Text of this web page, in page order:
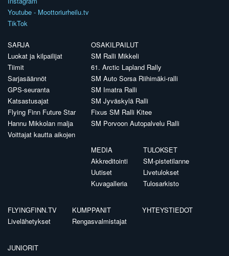
Youtube - Moottoriurheilu.tv
TikTok
SARJA
Luokat ja kilpailijat
Tiimit
Sarjasäännöt
GPS-seuranta
Katsastusajat
Flying Finn Future Star
Hannu Mikkolan malja
Voittajat kautta aikojen
OSAKILPAILUT
SM Ralli Mikkeli
61. Arctic Lapland Rally
SM Auto Sorsa Riihimäki-ralli
SM Imatra Ralli
SM Jyväskylä Ralli
Fixus SM Ralli Kitee
SM Porvoon Autopalvelu Ralli
MEDIA
Akkreditointi
Uutiset
Kuvagalleria
TULOKSET
SM-pistetilanne
Livetulokset
Tulosarkisto
FLYINGFINN.TV
Livelähetykset
KUMPPANIT
Rengasvalmistajat
YHTEYSTIEDOT
JUNIORIT